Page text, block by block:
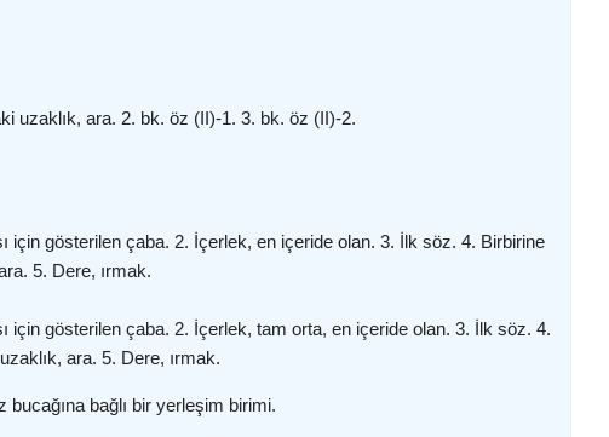
uzaklık, ara. 2. bk. öz (II)-1. 3. bk. öz (II)-2.
için gösterilen çaba. 2. İçerlek, en içeride olan. 3. İlk söz. 4. Birbirine
5. Dere, ırmak.
için gösterilen çaba. 2. İçerlek, tam orta, en içeride olan. 3. İlk söz. 4.
ara. 5. Dere, ırmak.
bağlı bir yerleşim birimi.